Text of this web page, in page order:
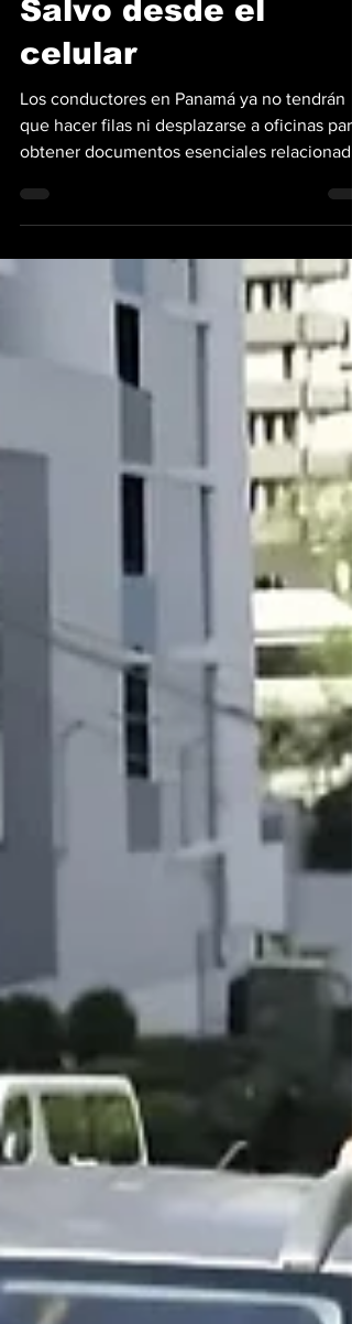
Salvo desde el
Los conductores en Panamá ya no tendrán
que hacer filas ni desplazarse a oficinas para
proceso de modernización de sus servicios,
Autoridad del Tránsito y Transporte
(ATTT), con el apoyo de Sertracen, pondrá
funcionamiento a partir del 3 de junio de
2026 una nueva plataforma digital que
permitirá tramitar, pagar, descargar y valida